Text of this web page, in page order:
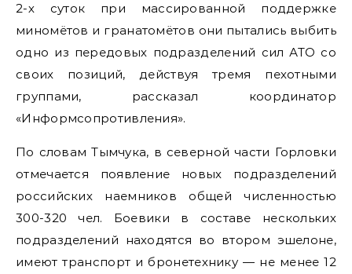
2-х суток при массированной поддержке
миномётов и гранатомётов они пытались выбить
одно из передовых подразделений сил АТО со
своих позиций, действуя тремя пехотными
группами, рассказал координатор
«Информсопротивления».
По словам Тымчука, в северной части Горловки
отмечается появление новых подразделений
российских наемников общей численностью
300-320 чел. Боевики в составе нескольких
подразделений находятся во втором эшелоне,
имеют транспорт и бронетехнику — не менее 12